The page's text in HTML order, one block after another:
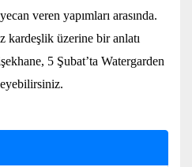
veren yapımları arasında.
kardeşlik üzerine bir anlatı
5 Şubat’ta Watergarden